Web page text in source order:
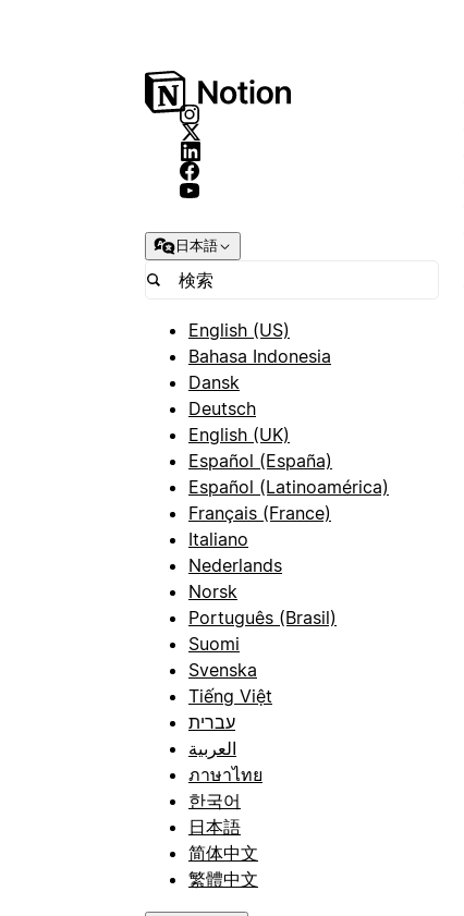
日本語
English (US)
Bahasa Indonesia
Dansk
Deutsch
English (UK)
Español (España)
Español (Latinoamérica)
Français (France)
Italiano
Nederlands
Norsk
Português (Brasil)
Suomi
Svenska
Tiếng Việt
עברית
العربية
ภาษาไทย
한국어
日本語
简体中文
繁體中文